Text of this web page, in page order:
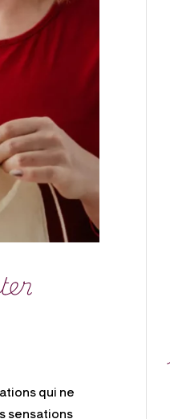
qui ne
sensations